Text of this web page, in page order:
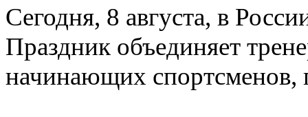
Сегодня, 8 августа, в
Праздник объединяет
начинающих